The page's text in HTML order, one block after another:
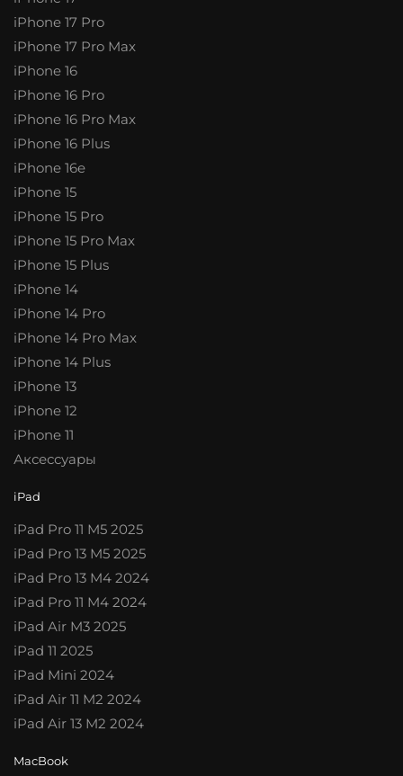
iPhone 17 Pro
iPhone 17 Pro Max
iPhone 16
iPhone 16 Pro
iPhone 16 Pro Max
iPhone 16 Plus
iPhone 16e
iPhone 15
iPhone 15 Pro
iPhone 15 Pro Max
iPhone 15 Plus
iPhone 14
iPhone 14 Pro
iPhone 14 Pro Max
iPhone 14 Plus
iPhone 13
iPhone 12
iPhone 11
Аксессуары
iPad
iPad Pro 11 M5 2025
iPad Pro 13 M5 2025
iPad Pro 13 M4 2024
iPad Pro 11 M4 2024
iPad Air M3 2025
iPad 11 2025
iPad Mini 2024
iPad Air 11 M2 2024
iPad Air 13 M2 2024
MacBook